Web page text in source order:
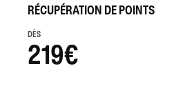
RÉCUPÉRATION DE POINTS
DÈS
219€